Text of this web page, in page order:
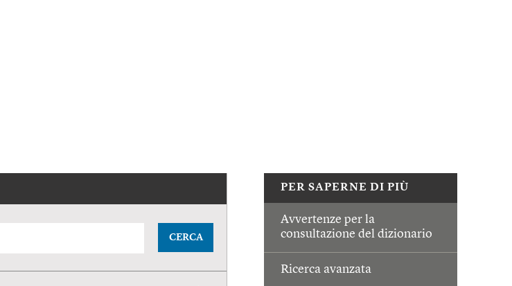
PER SAPERNE DI PIÙ
Avvertenze per la
consultazione del dizionario
Ricerca avanzata
CERCA